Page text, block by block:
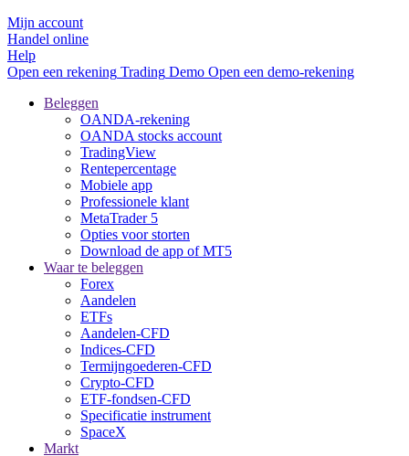
Mijn account
Handel online
Help
Open een rekening Trading Demo Open een demo-rekening
Beleggen
OANDA-rekening
OANDA stocks account
TradingView
Rentepercentage
Mobiele app
Professionele klant
MetaTrader 5
Opties voor storten
Download de app of MT5
Waar te beleggen
Forex
Aandelen
ETFs
Aandelen-CFD
Indices-CFD
Termijngoederen-CFD
Crypto-CFD
ETF-fondsen-CFD
Specificatie instrument
SpaceX
Markt